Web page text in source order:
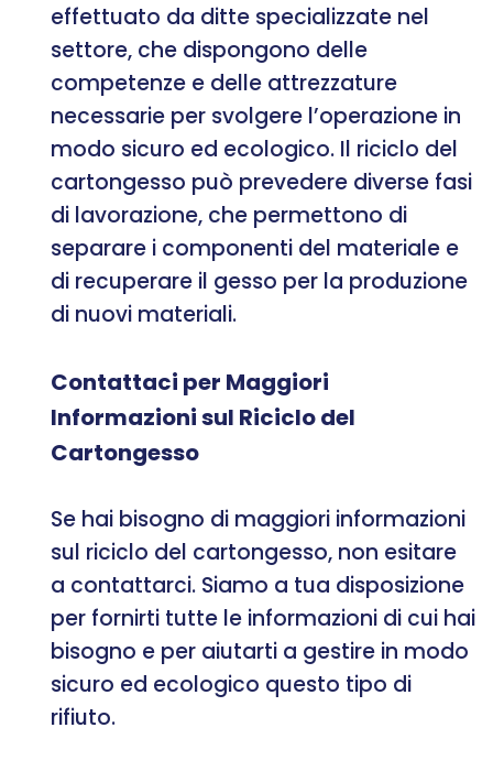
effettuato da ditte specializzate nel
settore, che dispongono delle
competenze e delle attrezzature
necessarie per svolgere l’operazione in
modo sicuro ed ecologico. Il riciclo del
cartongesso può prevedere diverse fasi
di lavorazione, che permettono di
separare i componenti del materiale e
di recuperare il gesso per la produzione
di nuovi materiali.
Contattaci per Maggiori
Informazioni sul Riciclo del
Cartongesso
Se hai bisogno di maggiori informazioni
sul riciclo del cartongesso, non esitare
a contattarci. Siamo a tua disposizione
per fornirti tutte le informazioni di cui hai
bisogno e per aiutarti a gestire in modo
sicuro ed ecologico questo tipo di
rifiuto.